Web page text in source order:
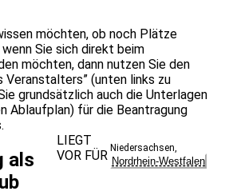
möchten, ob noch Plätze
Sie sich direkt beim
möchten, dann nutzen Sie den
Veranstalters” (unten links zu
grundsätzlich auch die Unterlagen
Ablaufplan) für die Beantragung
als
LIEGT
VOR FÜR Niedersachsen,
Nordrhein-Westfalen